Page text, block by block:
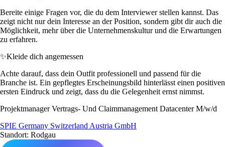
Bereite einige Fragen vor, die du dem Interviewer stellen kannst. Das
zeigt nicht nur dein Interesse an der Position, sondern gibt dir auch die
Möglichkeit, mehr über die Unternehmenskultur und die Erwartungen
zu erfahren.
✨Kleide dich angemessen
Achte darauf, dass dein Outfit professionell und passend für die
Branche ist. Ein gepflegtes Erscheinungsbild hinterlässt einen positiven
ersten Eindruck und zeigt, dass du die Gelegenheit ernst nimmst.
Projektmanager Vertrags- Und Claimmanagement Datacenter M/w/d
SPIE Germany Switzerland Austria GmbH
Standort: Rodgau